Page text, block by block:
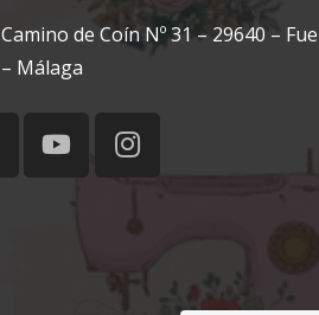
Camino de Coín Nº 31 – 29640 –
– Málaga